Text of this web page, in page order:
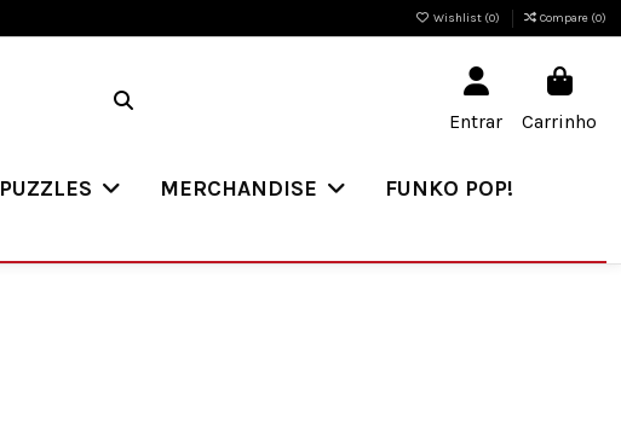
Wishlist (0) Compare (0)
Entrar Carrinho
PUZZLES MERCHANDISE
FUNKO POP!